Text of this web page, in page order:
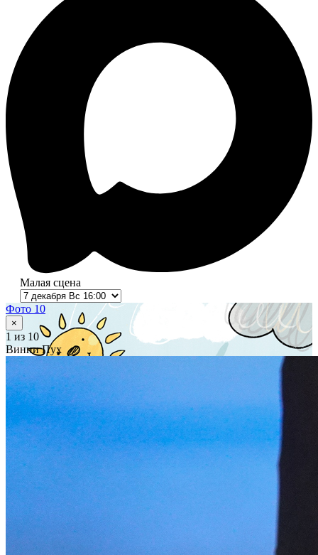
Малая сцена
Фото 10
×
1 из 10
Винни Пух